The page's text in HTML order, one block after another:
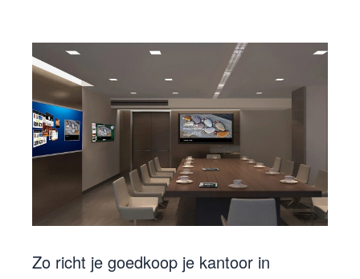
Zo richt je goedkoop je kantoor in